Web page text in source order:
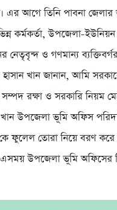
এর আগে তিনি পাবনা
কর্মকর্তা, উপজেলা-ইউনিয়ন
নেতৃবৃন্দ ও গণমান্য
হাসান খান জানান, আমি
রক্ষা ও সরকারি নিয়ম
উপজেলা ভূমি অফিস
ফুলেল তোরা নিয়ে বরণ
উপজেলা ভূমি অফিসের